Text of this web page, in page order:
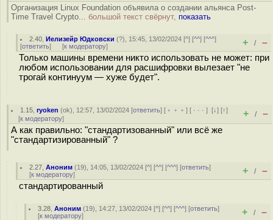
Организация Linux Foundation объявила о создании альянса Post-
Time Travel Crypto... большой текст свёрнут, показать
2.40 ,Иелизейр Юдковски (?), 15:45, 13/02/2024 [^] [^^] [^^^]
[ответить] [к модератору] + / –
Только машины времени никто использовать не может: при
любом использовании для расшифровки вылезает "не
трогай континуум — хуже будет".
1.15 ,ryoken (ok), 12:57, 13/02/2024 [ответить] [ ﹢﹢﹢] [ · · ·][↓] [↑]
[к модератору] + / –
А как правильно: "стандартизованный" или всё же
"стандартизированный" ?
2.27 ,Аноним (19), 14:05, 13/02/2024 [^] [^^] [^^^] [ответить]
[к модератору] + / –
стандартированный
3.28 ,Аноним (19), 14:27, 13/02/2024 [^] [^^] [^^^] [ответить]
[к модератору] + / –